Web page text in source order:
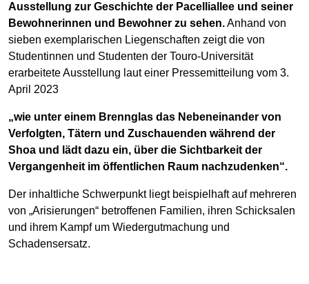
Ausstellung zur Geschichte der Pacelliallee und seiner
Bewohnerinnen und Bewohner zu sehen.Anhand von
sieben exemplarischen Liegenschaften zeigt die von
Studentinnen und Studenten der Touro-Universität
erarbeitete Ausstellung laut einer Pressemitteilung vom 3.
April 2023
„wie unter einem Brennglas das Nebeneinander von
Verfolgten, Tätern und Zuschauenden während der
Shoa und lädt dazu ein, über die Sichtbarkeit der
Vergangenheit im öffentlichen Raum nachzudenken“.
Der inhaltliche Schwerpunkt liegt beispielhaft auf mehreren
von „Arisierungen“ betroffenen Familien, ihren Schicksalen
und ihrem Kampf um Wiedergutmachung und
Schadensersatz.